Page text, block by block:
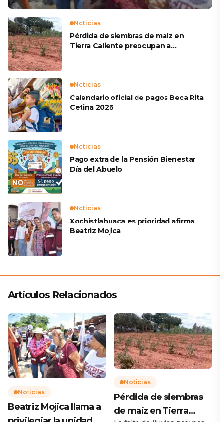
Noticias
Pérdida de siembras de maíz en
Tierra Caliente preocupan a
Noticias
Calendario oficial de pagos Beca Rita
Cetina 2026
Noticias
Pago extra de la Pensión Bienestar
Día del Abuelo
Noticias
Xochistlahuaca es prioridad afirma
Beatriz Mojica
Artículos Relacionados
Noticias
Beatriz Mojica llama a
Noticias
Pérdida de siembras
de maíz en Tierra